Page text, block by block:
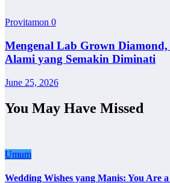
Provitamon 0
Mengenal Lab Grown
Alami yang Semakin Diminati
June 25, 2026
You May Have Missed
Umum
Wedding Wishes yang Manis: You Are